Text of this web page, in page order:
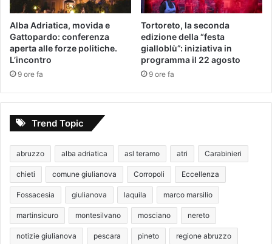
Alba Adriatica, movida e
Gattopardo: conferenza
aperta alle forze politiche.
L’incontro
9 ore fa
Tortoreto, la seconda
edizione della “festa
gialloblù”: iniziativa in
programma il 22 agosto
9 ore fa
Trend Topic
abruzzo alba adriatica asl teramo atri Carabinieri
chieti comune giulianova Corropoli Eccellenza
Fossacesia giulianova laquila marco marsilio
martinsicuro montesilvano mosciano nereto
notizie giulianova pescara pineto regione abruzzo